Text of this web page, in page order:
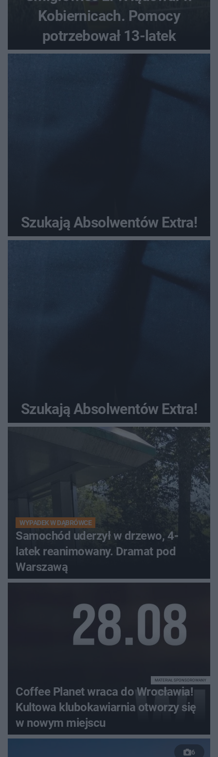
Kobiernicach. Pomocy
potrzebował 13-latek
Szukają Absolwentów Extra!
Szukają Absolwentów Extra!
WYPADEK W DĄBRÓWCE
Samochód uderzył w drzewo, 4-
latek reanimowany. Dramat pod
Warszawą
Coffee Planet wraca do Wrocławia!
Kultowa klubokawiarnia otworzy się
w nowym miejscu
MATERIAŁ SPONSOROWANY
6